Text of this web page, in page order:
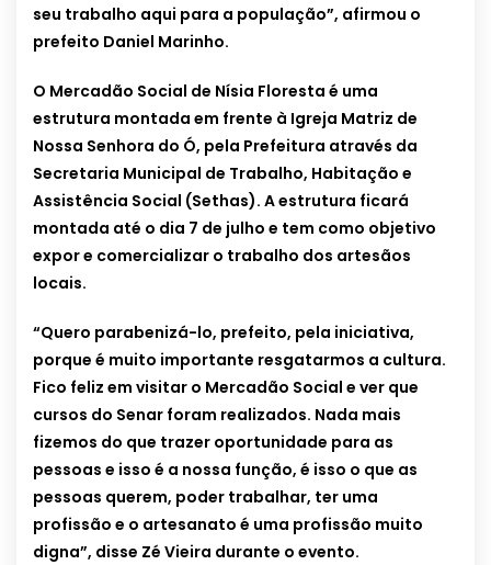
seu trabalho aqui para a população”, afirmou o
prefeito Daniel Marinho.
O Mercadão Social de Nísia Floresta é uma
estrutura montada em frente à Igreja Matriz de
Nossa Senhora do Ó, pela Prefeitura através da
Secretaria Municipal de Trabalho, Habitação e
Assistência Social (Sethas). A estrutura ficará
montada até o dia 7 de julho e tem como objetivo
expor e comercializar o trabalho dos artesãos
locais.
“Quero parabenizá-lo, prefeito, pela iniciativa,
porque é muito importante resgatarmos a cultura.
Fico feliz em visitar o Mercadão Social e ver que
cursos do Senar foram realizados. Nada mais
fizemos do que trazer oportunidade para as
pessoas e isso é a nossa função, é isso o que as
pessoas querem, poder trabalhar, ter uma
profissão e o artesanato é uma profissão muito
digna”, disse Zé Vieira durante o evento.